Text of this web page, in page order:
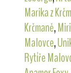
Marika z
Krčmaně,
Malovce,
Rytíře